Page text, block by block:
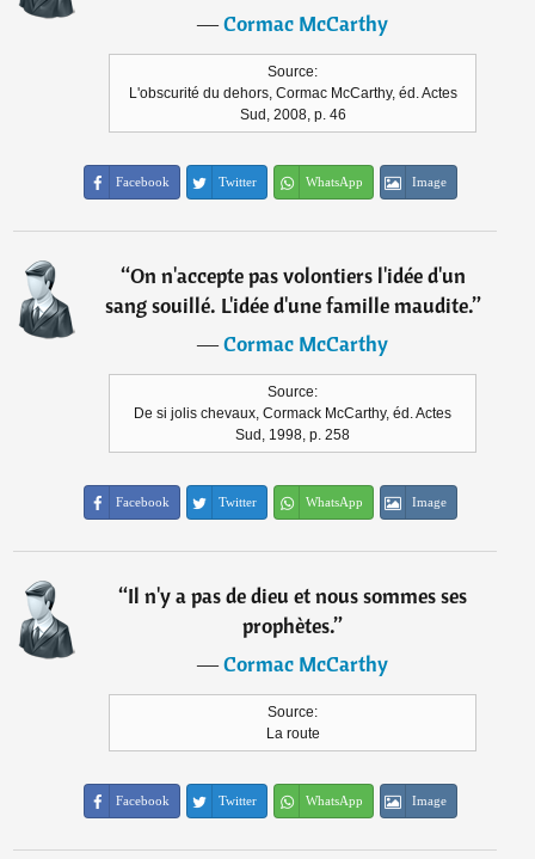
―Cormac McCarthy
Source:
L'obscurité du dehors, Cormac McCarthy, éd. Actes
Sud, 2008, p. 46
Facebook Twitter WhatsApp Image
“On n'accepte pas volontiers l'idée d'un
sang souillé. L'idée d'une famille maudite.”
―Cormac McCarthy
Source:
De si jolis chevaux, Cormack McCarthy, éd. Actes
Sud, 1998, p. 258
Facebook Twitter WhatsApp Image
“Il n'y a pas de dieu et nous sommes ses
prophètes.”
―Cormac McCarthy
Source:
La route
Facebook Twitter WhatsApp Image